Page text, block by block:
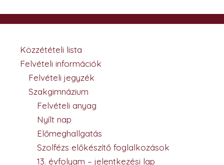
Közzétételi lista
Felvételi információk
Felvételi jegyzék
Szakgimnázium
Felvételi anyag
Nyílt nap
Előmeghallgatás
Szolfézs előkészítő foglalkozások
13. évfolyam – jelentkezési lap